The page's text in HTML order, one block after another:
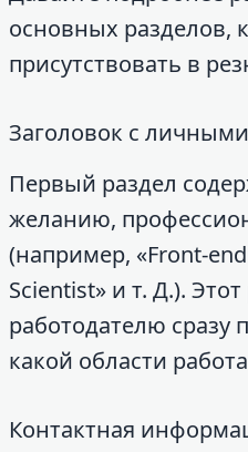
основных разделов,
присутствовать в
Заголовок с
Первый раздел
желанию,
(например, «Front-
Scientist» и т. Д.).
работодателю сразу
какой области
Контактная